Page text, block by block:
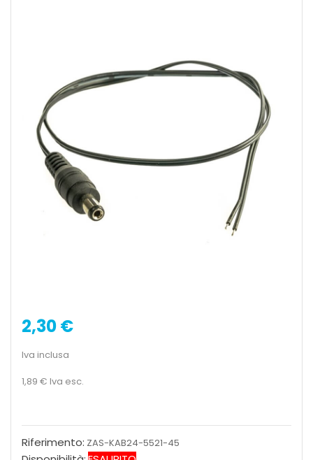
2,30 €
Iva inclusa
1,89 € Iva esc.
Riferimento: ZAS-KAB24-5521-45